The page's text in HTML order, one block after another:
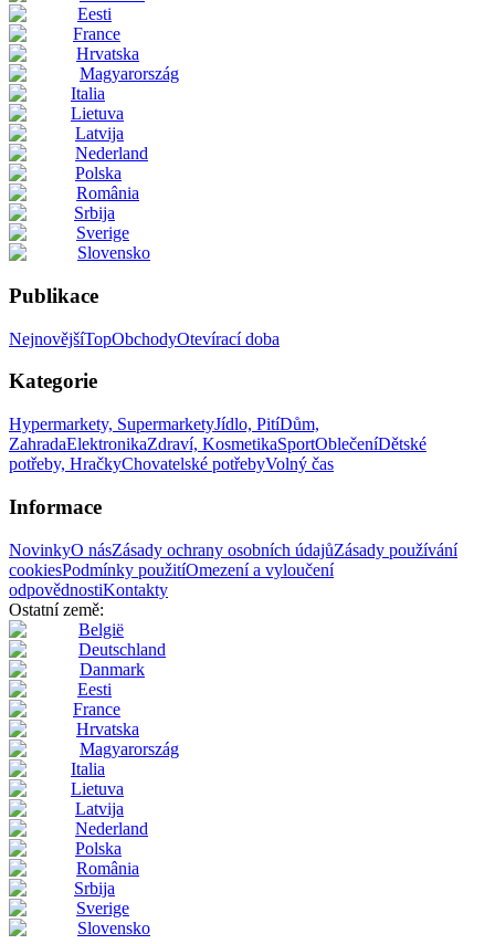
Eesti
France
Hrvatska
Magyarország
Italia
Lietuva
Latvija
Nederland
Polska
România
Srbija
Sverige
Slovensko
Publikace
NejnovějšíTopObchodyOtevírací doba
Kategorie
Hypermarkety, SupermarketyJídlo, PitíDům,
ZahradaElektronikaZdraví, KosmetikaSportOblečeníDětské
potřeby, HračkyChovatelské potřebyVolný čas
Informace
NovinkyO násZásady ochrany osobních údajůZásady používání
cookiesPodmínky použitíOmezení a vyloučení
odpovědnostiKontakty
Ostatní země:
België
Deutschland
Danmark
Eesti
France
Hrvatska
Magyarország
Italia
Lietuva
Latvija
Nederland
Polska
România
Srbija
Sverige
Slovensko